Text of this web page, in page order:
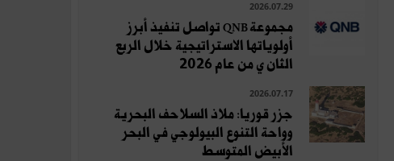
2026.07.29
مجموعة QNB تواصل تنفيذ أبرز
أولوياتها الاستراتيجية خلال الربع
الثان ي من عام 2026
2026.07.17
جزر قوريا: ملاذ السلاحف البحرية
وواحة التنوع البيولوجي في البحر
الأبيض المتوسط